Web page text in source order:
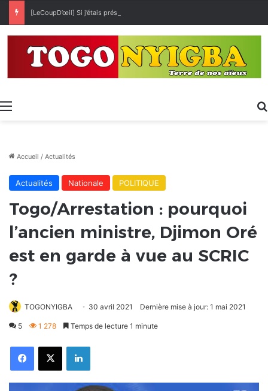
[LeCoupD’œil] Si j’étais président, ce que je ferai des « Évalas »
Menu
Accueil / Actualités
Actualités Nationale POLITIQUE
Togo/Arrestation : pourquoi
l’ancien ministre, Djimon Oré
est en garde à vue au SCRIC
?
TOGONYIGBA 30 avril 2021 Dernière mise à jour: 1 mai 2021
5 1 278 Temps de lecture 1 minute
FacebookX Linkedin